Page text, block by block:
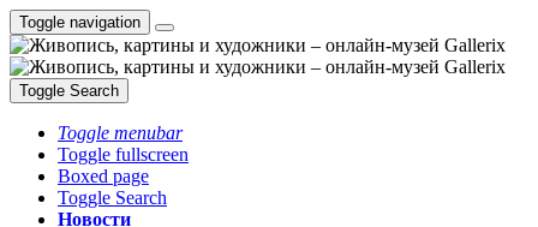
Toggle navigation
Toggle Search
Toggle menubar
Toggle fullscreen
Boxed page
Toggle Search
Новости